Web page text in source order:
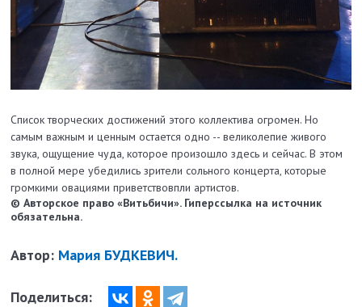
Список творческих достижений этого коллектива огромен. Но
самым важным и ценным остается одно -- великолепие живого
звука, ощущение чуда, которое произошло здесь и сейчас. В этом
в полной мере убедились зрители сольного концерта, которые
громкими овациями приветствовпли артистов.
© Авторское право «Витьбичи». Гиперссылка на источник
обязательна.
Автор: Мария БУДКЕВИЧ.
Поделиться: